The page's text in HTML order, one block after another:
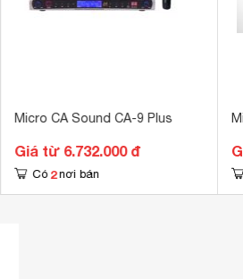
Micro CA Sound CA-9 Plus
Giá từ 6.732.000 đ
Có 2 nơi bán